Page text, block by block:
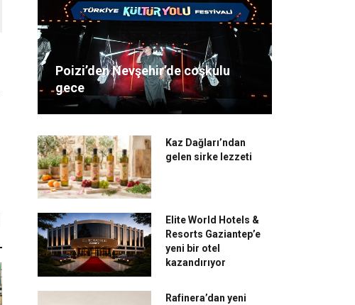
Poizi’den Nevşehir’de coşkulu
gece
Kaz Dağları’ndan
gelen sirke lezzeti
Elite World Hotels &
Resorts Gaziantep’e
yeni bir otel
kazandırıyor
Rafinera’dan yeni